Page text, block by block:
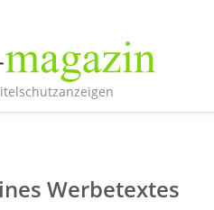
Werbetextes